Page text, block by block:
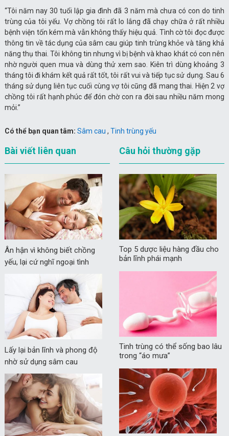
“Tôi năm nay 30 tuổi lập gia đình đã 3 năm mà chưa có con do tinh
trùng của tôi yếu. Vợ chồng tôi rất lo lắng đã chạy chữa ở rất nhiều
bệnh viện tốn kém mà vẫn không thấy hiệu quả. Tình cờ tôi đọc được
thông tin về tác dụng của sâm cau giúp tinh trùng khỏe và tăng khả
năng thụ thai. Tôi không tin nhưng vì bị bệnh và khao khát có con nên
nhờ người quen mua và dùng thử xem sao. Kiên trì dùng khoảng 3
tháng tôi đi khám kết quả rất tốt, tôi rất vui và tiếp tục sử dụng. Sau 6
tháng sử dụng liên tục cuối cùng vợ tôi cũng đã mang thai. Hiện 2 vợ
chồng tôi rất hạnh phúc để đón chờ con ra đời sau nhiều năm mong
mỏi.”
Có thể bạn quan tâm: Sâm cau , Tinh trùng yếu
Bài viết liên quan
Ân hận vì không biết chồng
yếu, lại cứ nghĩ ngoại tình
Lấy lại bản lĩnh và phong độ
nhờ sử dụng sâm cau
Câu hỏi thường gặp
Top 5 dược liệu hàng đầu cho
bản lĩnh phái mạnh
Tinh trùng có thể sống bao lâu
trong “áo mưa”